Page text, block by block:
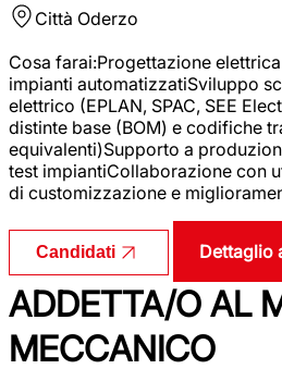
Città Oderzo
Cosa farai:Progettazione
impianti automatizzatiSviluppo
elettrico (EPLAN, SPAC, SEE
distinte base (BOM) e codifiche
equivalenti)Supporto a
test impiantiCollaborazione con
di customizzazione e
Candidati Dettaglio
ADDETTA/O AL
MECCANICO